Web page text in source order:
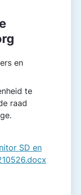
en
te
raad
SD en